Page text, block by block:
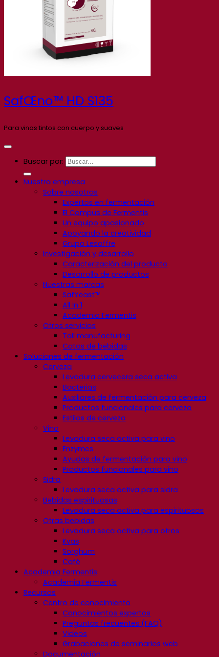
SafŒno™ HD S135
Para vinos tintos con cuerpo y suaves
Buscar por:
Nuestra empresa
Sobre nosotros
Expertos en fermentación
El Campus de Fermentis
Un equipo apasionado
Apoyando la creatividad
Grupo Lesaffre
Investigación y desarrollo
Caracterización del producto
Desarrollo de productos
Nuestras marcas
SafYeast™
All In 1
Academia Fermentis
Otros servicios
Toll manufacturing
Catas de bebidas
Soluciones de fermentación
Cerveza
Levadura cervecera seca activa
Bacterias
Auxiliares de fermentación para cerveza
Productos funcionales para cerveza
Estilos de cerveza
Vino
Levadura seca activa para vino
Enzymes
Ayudas de fermentación para vino
Productos funcionales para vino
Sidra
Levadura seca activa para sidra
Bebidas espirituosas
Levadura seca activa para espirituosos
Otras bebidas
Levadura seca activa para otros
Kvas
Sorghum
Café
Academia Fermentis
Academia Fermentis
Recursos
Centro de conocimiento
Conocimientos expertos
Preguntas frecuentes (FAQ)
Videos
Grabaciones de seminarios web
Documentación